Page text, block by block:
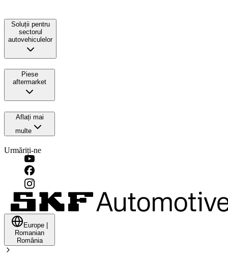
Soluții pentru
sectorul
autovehiculelor
Piese
aftermarket
Aflați mai
multe
Urmăriți-ne
Europe
Romanian
România